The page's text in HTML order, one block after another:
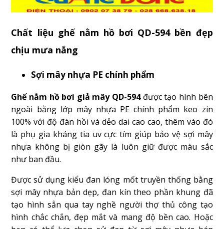
Chất liệu ghế nằm hồ bơi QD-594 bền đẹp
chịu mưa nắng
Sợi mây nhựa PE chính phẩm
Ghế nằm hồ bơi giả mây QD-594được tạo hình bên
ngoài bằng lớp mây nhựa PE chính phẩm keo zin
100% với độ đàn hồi và dẻo dai cao cao, thêm vào đó
là phụ gia kháng tia uv cực tím giúp bảo vệ sợi mây
nhựa không bị giòn gãy là luôn giữ được màu sắc
như ban đầu.
Được sử dụng kiểu đan lóng mốt truyền thống bằng
sợi mây nhựa bản dẹp, đan kín theo phần khung đã
tạo hình sẳn qua tay nghề người thợ thủ công tạo
hình chắc chắn, đẹp mắt và mang độ bền cao. Hoặc